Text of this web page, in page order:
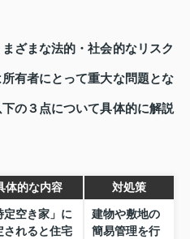
ざまな法的・社会的なリスク
有者にとって重大な問題とな
の３点について具体的に解説
体的な内容 対処策
定空き家」に
されると住宅
建物や敷地の
簡易管理を行